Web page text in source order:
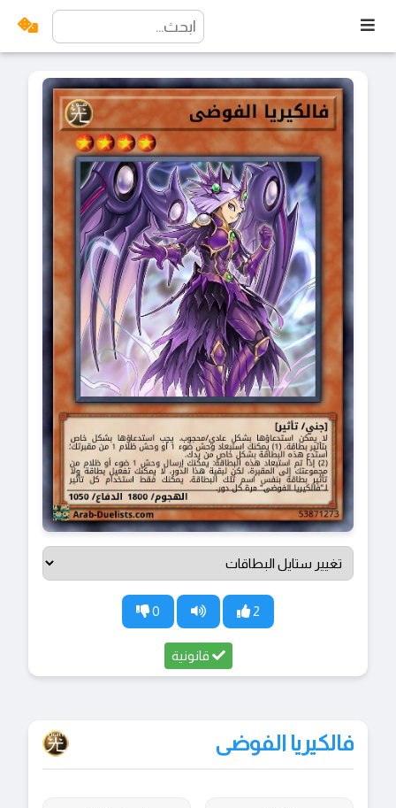
2
0
قانونية
فالكيريا الفوضى